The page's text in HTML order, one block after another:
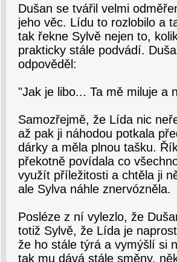
Dušan se tvářil velmi
jeho věc. Lídu to rozlobilo a
tak řekne Sylvě nejen to,
prakticky stále podvádí.
odpověděl:
"Jak je libo... Ta mě miluje a
Samozřejmě, že Lída nic
až pak ji náhodou potkala
dárky a měla plnou tašku.
překotně povídala co
využít příležitosti a chtěla ji
ale Sylva náhle znervózněla.
Posléze z ní vylezlo, že
totiž Sylvě, že Lída je
že ho stále týrá a vymýšlí si
tak mu dává stále směny,